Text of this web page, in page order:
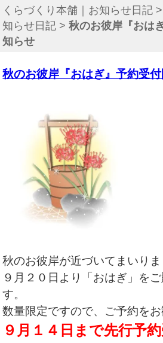
くらづくり本舗｜お知らせ日記 >
知らせ日記 >秋のお彼岸『おは
知らせ
秋のお彼岸『おはぎ』予約受
秋のお彼岸が近づいてまいりま
９月２０日より「おはぎ」を
す。
数量限定ですので、ご予約をお
９月１４日まで先行予